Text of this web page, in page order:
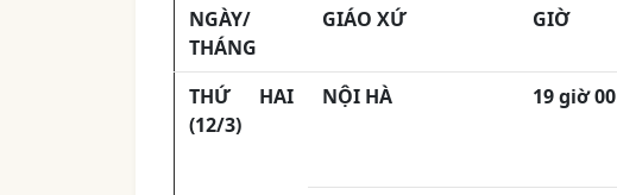
NGÀY/
THÁNG
GIÁO XỨ GIỜ
THỨ HAI
(12/3)
NỘI HÀ 19 giờ 00